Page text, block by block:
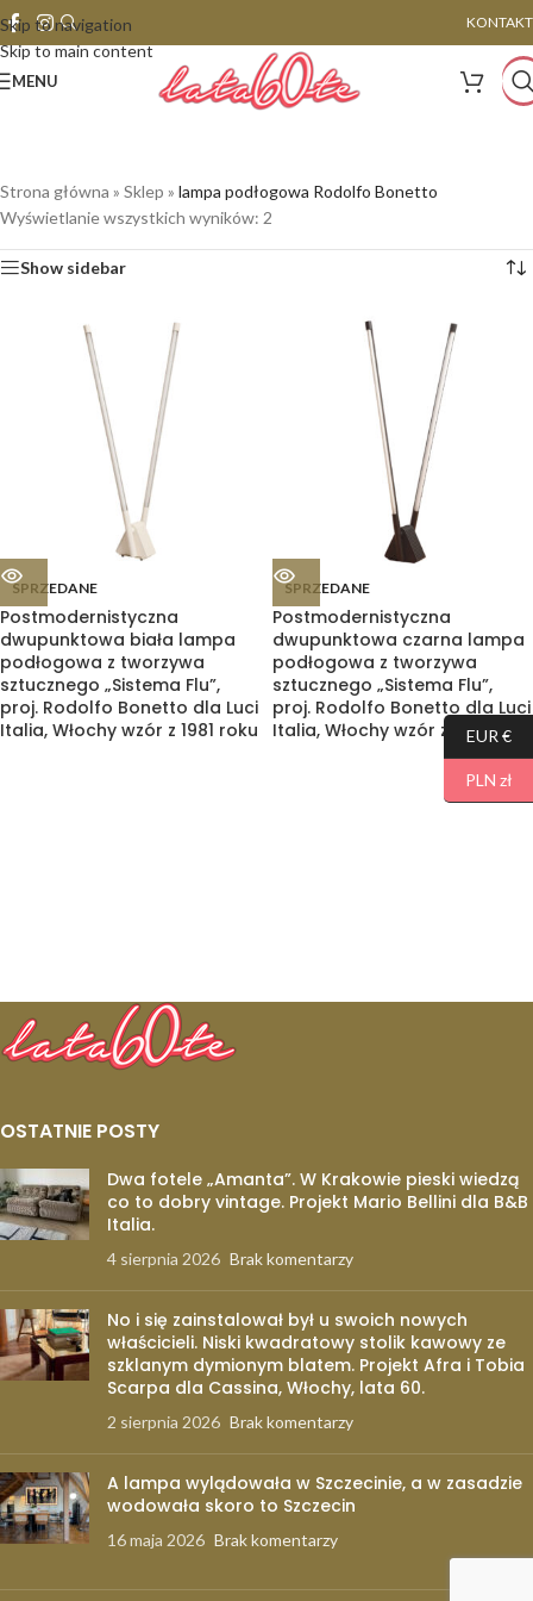
Skip to navigation
Skip to main content
KONTAKT
MENU
Strona główna » Sklep » lampa podłogowa Rodolfo Bonetto
Wyświetlanie wszystkich wyników: 2
Show sidebar
SPRZEDANE
Postmodernistyczna
dwupunktowa biała lampa
podłogowa z tworzywa
sztucznego „Sistema Flu”,
proj. Rodolfo Bonetto dla Luci
Italia, Włochy wzór z 1981 roku
SPRZEDANE
Postmodernistyczna
dwupunktowa czarna lampa
podłogowa z tworzywa
sztucznego „Sistema Flu”,
proj. Rodolfo Bonetto dla Luci
Italia, Włochy wzór z 1981 roku
OSTATNIE POSTY
Dwa fotele „Amanta”. W Krakowie pieski wiedzą
co to dobry vintage. Projekt Mario Bellini dla B&B
Italia.
4 sierpnia 2026 Brak komentarzy
No i się zainstalował był u swoich nowych
właścicieli. Niski kwadratowy stolik kawowy ze
szklanym dymionym blatem. Projekt Afra i Tobia
Scarpa dla Cassina, Włochy, lata 60.
2 sierpnia 2026 Brak komentarzy
A lampa wylądowała w Szczecinie, a w zasadzie
wodowała skoro to Szczecin
16 maja 2026 Brak komentarzy
EUR €
PLN zł